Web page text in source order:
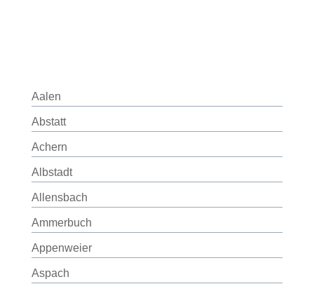
Aalen
Abstatt
Achern
Albstadt
Allensbach
Ammerbuch
Appenweier
Aspach